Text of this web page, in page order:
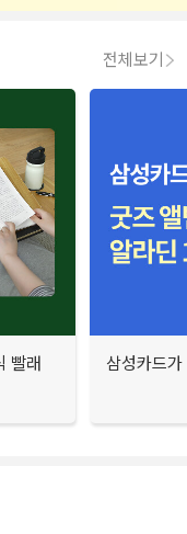
전체보기
빨래
삼성카드